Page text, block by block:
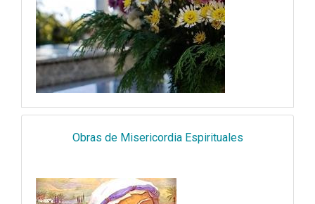
Obras de Misericordia Espirituales